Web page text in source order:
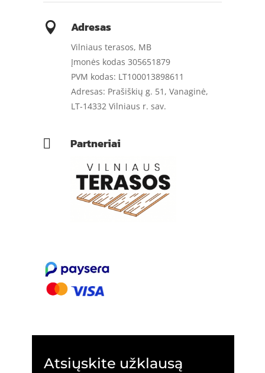
 Adresas
Vilniaus terasos, MB
Įmonės kodas 305651879
PVM kodas: LT100013898611
Adresas: Prašiškių g. 51, Vanaginė,
LT-14332 Vilniaus r. sav.
 Partneriai
Atsiųskite užklausą